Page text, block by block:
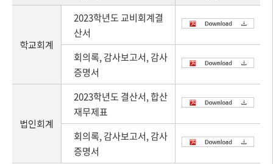
학교회계
2023학년도 교비회계결
산서
회의록, 감사보고서, 감사
증명서
법인회계
2023학년도 결산서, 합산
재무제표
회의록, 감사보고서, 감사
증명서